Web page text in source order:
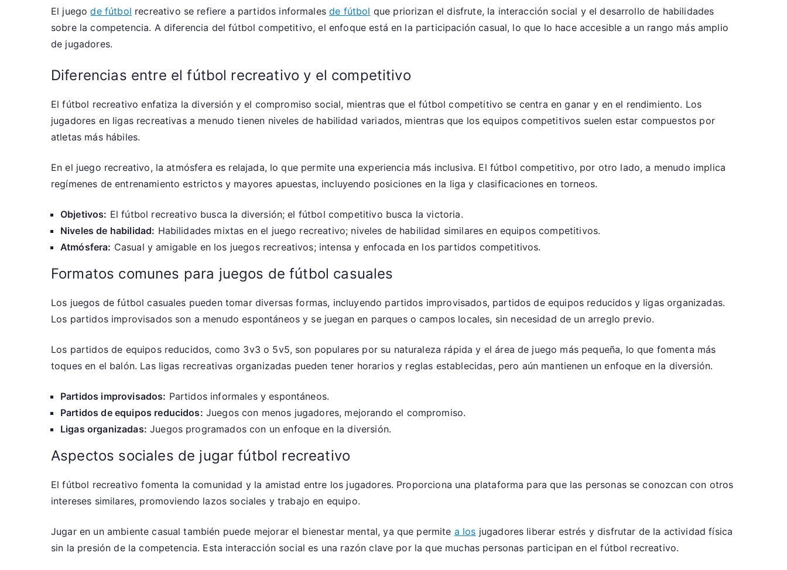
El juegode fútbol recreativo se refiere a partidos informalesde fútbol que priorizan el disfrute, la interacción social y el desarrollo de habilidades
sobre la competencia. A diferencia del fútbol competitivo, el enfoque está en la participación casual, lo que lo hace accesible a un rango más amplio
de jugadores.
Diferencias entre el fútbol recreativo y el competitivo
El fútbol recreativo enfatiza la diversión y el compromiso social, mientras que el fútbol competitivo se centra en ganar y en el rendimiento. Los
jugadores en ligas recreativas a menudo tienen niveles de habilidad variados, mientras que los equipos competitivos suelen estar compuestos por
atletas más hábiles.
En el juego recreativo, la atmósfera es relajada, lo que permite una experiencia más inclusiva. El fútbol competitivo, por otro lado, a menudo implica
regímenes de entrenamiento estrictos y mayores apuestas, incluyendo posiciones en la liga y clasificaciones en torneos.
Objetivos: El fútbol recreativo busca la diversión; el fútbol competitivo busca la victoria.
Niveles de habilidad: Habilidades mixtas en el juego recreativo; niveles de habilidad similares en equipos competitivos.
Atmósfera: Casual y amigable en los juegos recreativos; intensa y enfocada en los partidos competitivos.
Formatos comunes para juegos de fútbol casuales
Los juegos de fútbol casuales pueden tomar diversas formas, incluyendo partidos improvisados, partidos de equipos reducidos y ligas organizadas.
Los partidos improvisados son a menudo espontáneos y se juegan en parques o campos locales, sin necesidad de un arreglo previo.
Los partidos de equipos reducidos, como 3v3 o 5v5, son populares por su naturaleza rápida y el área de juego más pequeña, lo que fomenta más
toques en el balón. Las ligas recreativas organizadas pueden tener horarios y reglas establecidas, pero aún mantienen un enfoque en la diversión.
Partidos improvisados: Partidos informales y espontáneos.
Partidos de equipos reducidos: Juegos con menos jugadores, mejorando el compromiso.
Ligas organizadas: Juegos programados con un enfoque en la diversión.
Aspectos sociales de jugar fútbol recreativo
El fútbol recreativo fomenta la comunidad y la amistad entre los jugadores. Proporciona una plataforma para que las personas se conozcan con otros
intereses similares, promoviendo lazos sociales y trabajo en equipo.
Jugar en un ambiente casual también puede mejorar el bienestar mental, ya que permite a los jugadores liberar estrés y disfrutar de la actividad física
sin la presión de la competencia. Esta interacción social es una razón clave por la que muchas personas participan en el fútbol recreativo.